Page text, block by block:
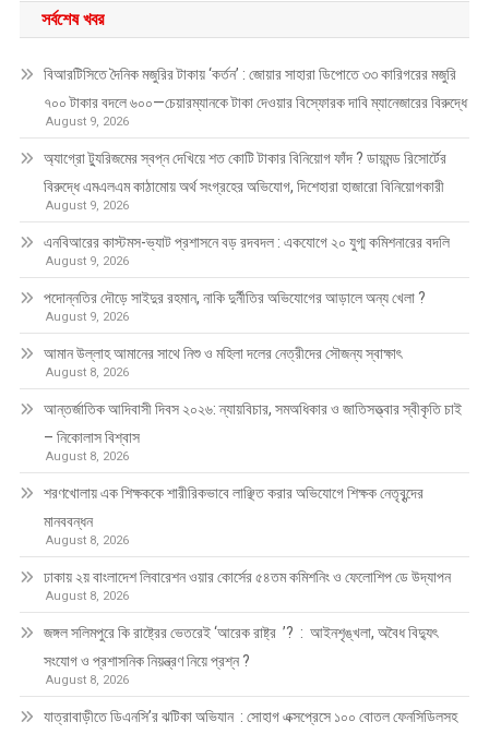
সর্বশেষ খবর
বিআরটিসিতে দৈনিক মজুরির টাকায় ‘কর্তন’ : জোয়ার সাহারা ডিপোতে ৩৩ কারিগরের মজুরি
৭০০ টাকার বদলে ৬০০—চেয়ারম্যানকে টাকা দেওয়ার বিস্ফোরক দাবি ম্যানেজারের বিরুদ্ধে
August 9, 2026
অ্যাগ্রো ট্যুরিজমের স্বপ্ন দেখিয়ে শত কোটি টাকার বিনিয়োগ ফাঁদ ? ডায়মন্ড রিসোর্টের
বিরুদ্ধে এমএলএম কাঠামোয় অর্থ সংগ্রহের অভিযোগ, দিশেহারা হাজারো বিনিয়োগকারী
August 9, 2026
এনবিআরের কাস্টমস-ভ্যাট প্রশাসনে বড় রদবদল : একযোগে ২০ যুগ্ম কমিশনারের বদলি
August 9, 2026
পদোন্নতির দৌড়ে সাইদুর রহমান, নাকি দুর্নীতির অভিযোগের আড়ালে অন্য খেলা ?
August 9, 2026
আমান উল্লাহ আমানের সাথে নিশু ও মহিলা দলের নেত্রীদের সৌজন্য স্বাক্ষাৎ
August 8, 2026
আন্তর্জাতিক আদিবাসী দিবস ২০২৬: ন্যায়বিচার, সমঅধিকার ও জাতিসত্ত্বার স্বীকৃতি চাই
– নিকোলাস বিশ্বাস
August 8, 2026
শরণখোলায় এক শিক্ষককে শারীরিকভাবে লাঞ্ছিত করার অভিযোগে শিক্ষক নেতৃবৃন্দের
মানববন্ধন
August 8, 2026
ঢাকায় ২য় বাংলাদেশ লিবারেশন ওয়ার কোর্সের ৫৪তম কমিশনিং ও ফেলোশিপ ডে উদ্‌যাপন
August 8, 2026
জঙ্গল সলিমপুরে কি রাষ্ট্রের ভেতরেই ‘আরেক রাষ্ট্র ’? : আইনশৃঙ্খলা, অবৈধ বিদ্যুৎ
সংযোগ ও প্রশাসনিক নিয়ন্ত্রণ নিয়ে প্রশ্ন ?
August 8, 2026
যাত্রাবাড়ীতে ডিএনসি’র ঝটিকা অভিযান : সোহাগ এক্সপ্রেসে ১০০ বোতল ফেনসিডিলসহ